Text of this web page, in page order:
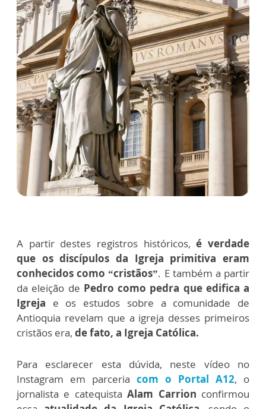
A partir destes registros históricos,é verdade
que os discípulos da Igreja primitiva eram
conhecidos como “cristãos”. E também a partir
da eleição de Pedro como pedra que edifica a
Igreja e os estudos sobre a comunidade de
Antioquia revelam que a igreja desses primeiros
cristãos era, de fato, a Igreja Católica.
Para esclarecer esta dúvida, neste vídeo no
Instagram em parceria com o Portal A12, o
jornalista e catequistaAlam Carrion confirmou